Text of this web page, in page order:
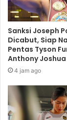
Sanksi Joseph
Dicabut, Siap
Pentas Tyson
Anthony Joshua
4 jam ago